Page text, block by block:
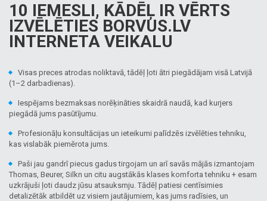
10 IEMESLI, KĀDĒĻ IR VĒRTS
IZVĒLĒTIES BORVUS.LV
INTERNETA VEIKALU
Visas preces atrodas noliktavā, tādēļ ļoti ātri piegādājam visā Latvijā
(1–2 darbadienas).
Iespējams bezmaksas norēķināties skaidrā naudā, kad kurjers
piegādā jums pasūtījumu.
Profesionāļu konsultācijas un ieteikumi palīdzēs izvēlēties tehniku,
kas vislabāk piemērota jums.
Paši jau gandrī piecus gadus tirgojam un arī savās mājās izmantojam
Thomas, Beurer, Silkn un citu augstākās klases komforta tehniku + esam
uzkrājuši ļoti daudz jūsu atsauksmju. Tādēļ patiesi centīsimies
detalizētāk atbildēt uz visiem jautājumiem, kas jums radīsies, un